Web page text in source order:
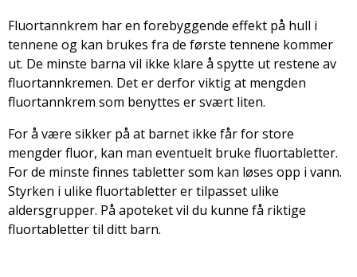
Fluortannkrem har en forebyggende effekt på hull i
tennene og kan brukes fra de første tennene kommer
ut. De minste barna vil ikke klare å spytte ut restene av
fluortannkremen. Det er derfor viktig at mengden
fluortannkrem som benyttes er svært liten.
For å være sikker på at barnet ikke får for store
mengder fluor, kan man eventuelt bruke fluortabletter.
For de minste finnes tabletter som kan løses opp i vann.
Styrken i ulike fluortabletter er tilpasset ulike
aldersgrupper. På apoteket vil du kunne få riktige
fluortabletter til ditt barn.